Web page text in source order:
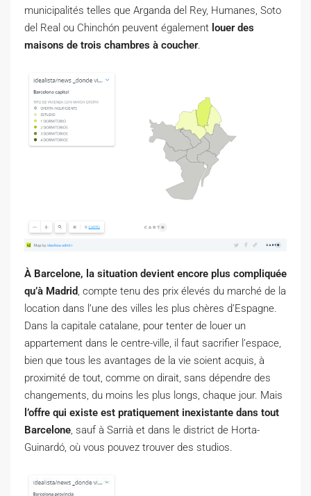
municipalités telles que Arganda del Rey, Humanes, Soto
del Real ou Chinchón peuvent également louer des
maisons de trois chambres à coucher.
À Barcelone, la situation devient encore plus compliquée
qu’à Madrid, compte tenu des prix élevés du marché de la
location dans l’une des villes les plus chères d’Espagne.
Dans la capitale catalane, pour tenter de louer un
appartement dans le centre-ville, il faut sacrifier l’espace,
bien que tous les avantages de la vie soient acquis, à
proximité de tout, comme on dirait, sans dépendre des
changements, du moins les plus longs, chaque jour. Mais
l’offre qui existe est pratiquement inexistante dans tout
Barcelone, sauf à Sarrià et dans le district de Horta-
Guinardó, où vous pouvez trouver des studios.